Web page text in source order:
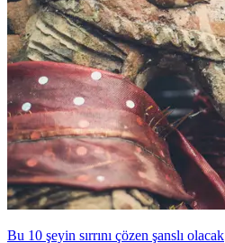
Bu 10 şeyin sırrını çözen şanslı olacak